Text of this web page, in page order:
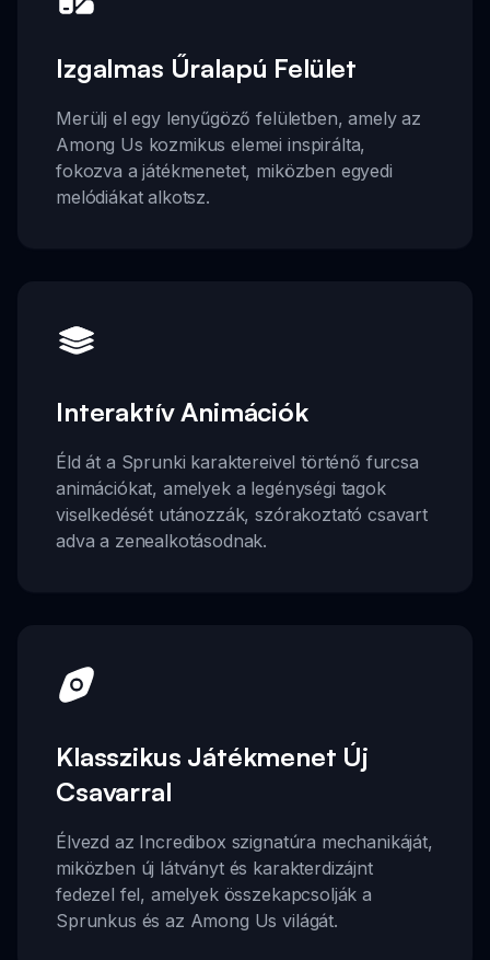
Izgalmas Űralapú Felület
Merülj el egy lenyűgöző felületben, amely az
Among Us kozmikus elemei inspirálta,
fokozva a játékmenetet, miközben egyedi
melódiákat alkotsz.
Interaktív Animációk
Éld át a Sprunki karaktereivel történő furcsa
animációkat, amelyek a legénységi tagok
viselkedését utánozzák, szórakoztató csavart
adva a zenealkotásodnak.
Klasszikus Játékmenet Új
Csavarral
Élvezd az Incredibox szignatúra mechanikáját,
miközben új látványt és karakterdizájnt
fedezel fel, amelyek összekapcsolják a
Sprunkus és az Among Us világát.